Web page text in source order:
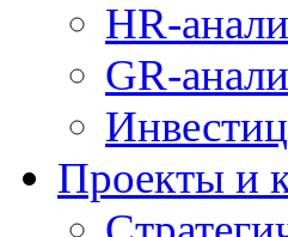
HR-
GR-
Проекты и